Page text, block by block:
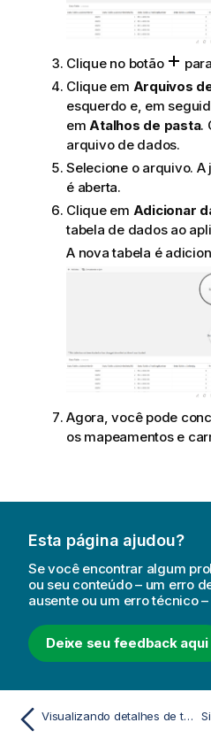
Clique no botão
Clique em Arquivos
esquerdo e, em
emAtalhos de pasta.
arquivo de dados.
Selecione o arquivo. A
é aberta.
Clique em Adicionar
tabela de dados ao
A nova tabela é
Agora, você pode
os mapeamentos e
Esta página ajudou?
Se você encontrar algum
ou seu conteúdo – um erro
ausente ou um erro técnico
Deixe seu feedback aqui
Visualizando detalhes de transformações de tabelas e campos no Gerenciador de dados